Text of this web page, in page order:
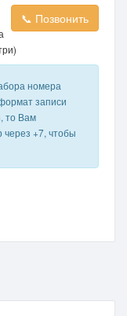
📞 Позвонить
номера
записи
то Вам
+7, чтобы